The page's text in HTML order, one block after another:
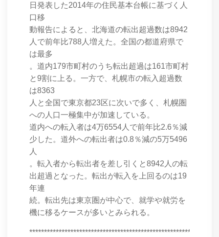
日発表した2014年の住民基本台帳に基づく人
口移
動報告によると、北海道の転出超過数は8942
人で前年比788人増えた。全国の都道府県で
は最多
。道内179市町村のうち転出超過は161市町村
と9割に上る。一方で、札幌市の転入超過数
は8363
人と全国で東京都23区に次いで多く、札幌圏
への人口一極集中が加速している。
道内への転入者は4万6554人で前年比2.6％減
少した。道外への転出者は0.8％減の5万5496
人
。転入者から転出者を差し引くと8942人の転
出超過となった。転出が転入を上回るのは19
年連
続。転出先は東京圏が中心で、就学や就労を
機に移るケースが多いとみられる。